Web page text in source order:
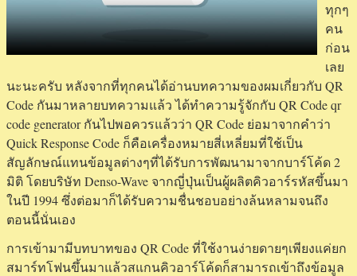
คิว
อาร์
by
Sima
ทุกๆ
คน
ก่อน
เลย
นะนะครับ หลังจากที่ทุกคนได้อ่านบทความของผมเกี่ยวกับ QR
Code กันมาหลายบทความแล้ว ได้ทำความรู้จักกับ QR Code qr
code generator กันไปพอควรแล้วว่า QR Code ย่อมาจากคำว่า
Quick Response Code ก็คือเครื่องหมายสี่เหลี่ยมที่ใช้เป็น
สัญลักษณ์แทนข้อมูลต่างๆที่ได้รับการพัฒนามาจากบาร์โค้ด 2
มิติ โดยบริษัท Denso-Wave จากญี่ปุ่นเป็นผู้ผลิตคิวอาร์รหัสขึ้นมา
ในปี 1994 ซึ่งต่อมาก็ได้รับความชื่นชอบอย่างล้นหลามจนถึง
ตอนนี้นั่นเอง
การเข้ามามีบทบาทของ QR Code ที่ใช้งานง่ายดายๆเพียงแค่ยก
สมาร์ทโฟนขึ้นมาแล้วสแกนคิวอาร์โค้ดก็สามารถเข้าถึงข้อมูล